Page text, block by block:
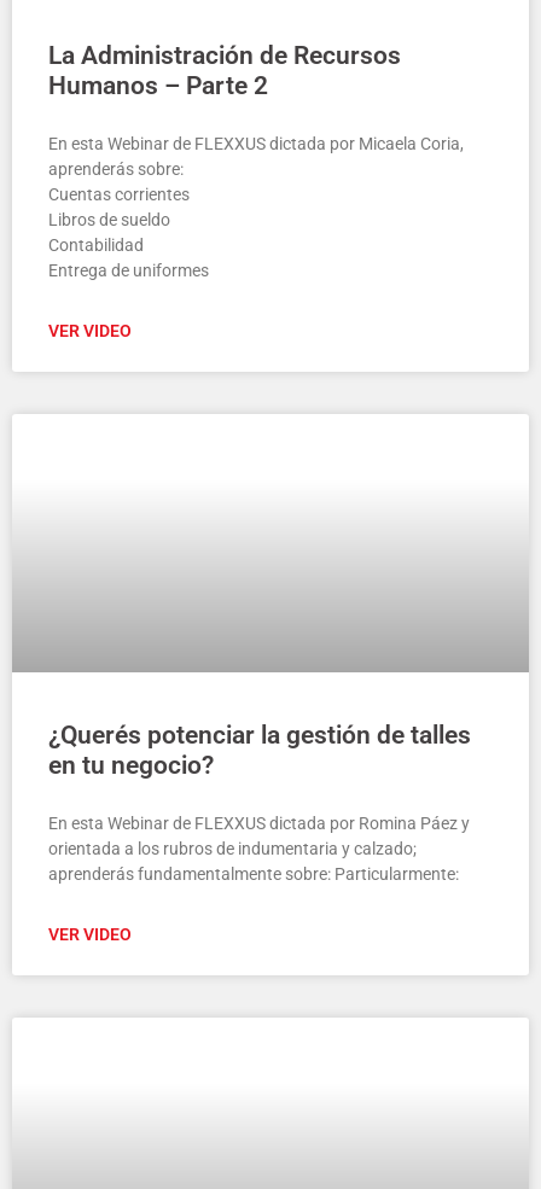
La Administración de Recursos
Humanos – Parte 2
En esta Webinar de FLEXXUS dictada por Micaela Coria,
aprenderás sobre:
Cuentas corrientes
Libros de sueldo
Contabilidad
Entrega de uniformes
VER VIDEO
¿Querés potenciar la gestión de talles
en tu negocio?
En esta Webinar de FLEXXUS dictada por Romina Páez y
orientada a los rubros de indumentaria y calzado;
aprenderás fundamentalmente sobre: Particularmente:
VER VIDEO